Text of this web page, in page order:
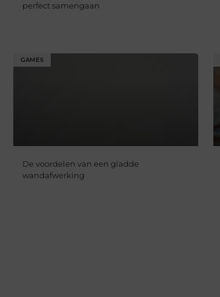
perfect samengaan
GAMES
De voordelen van een gladde
wandafwerking